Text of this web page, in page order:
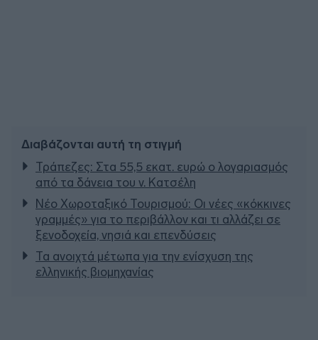
Διαβάζονται αυτή τη στιγμή
Τράπεζες: Στα 55,5 εκατ. ευρώ ο λογαριασμός
από τα δάνεια του ν. Κατσέλη
Νέο Χωροταξικό Τουρισμού: Οι νέες «κόκκινες
γραμμές» για το περιβάλλον και τι αλλάζει σε
ξενοδοχεία, νησιά και επενδύσεις
Τα ανοιχτά μέτωπα για την ενίσχυση της
ελληνικής βιομηχανίας